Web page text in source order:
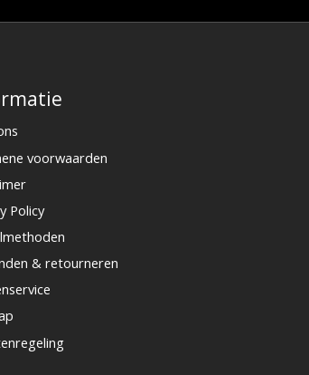
voorwaarden
Policy
& retourneren